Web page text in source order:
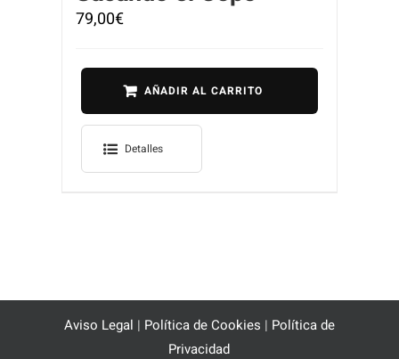
79,00€
AÑADIR AL CARRITO
Detalles
Aviso Legal | Política de Cookies | Política de
Privacidad